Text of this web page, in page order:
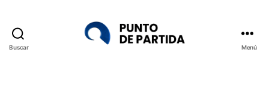
Buscar Menú